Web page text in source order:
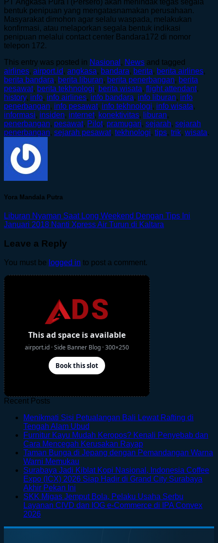
bentuk penipuan yang mengatasnamakan perusahaan.
Masyarakat dimohon agar selalu waspada, melakukan
konfirmasi, atau melaporkan segala bentuk indikasi
penipuan melalui contact center Bandara172 di nomor
telepon 172.
This entry was posted in Nasional , News and tagged
airlines, airport.id , angkasa, bandara, berita, berita airlines,
berita bandara, berita liburan, berita penerbangan, berita
pesawat, berita tekhnologi, berita wisata, flight attendant,
history, info, info airlines, info bandara, info liburan, info
penerbangan, info pesawat, info tekhnologi, info wisata,
informasi, insiden, internet, konektivitas, liburan,
penerbangan, pesawat, Pilot, pramugari, sejarah, sejarah
penerbangan, sejarah pesawat, tekhnologi, tips, trik, wisata.
Yora Mandala Putra
Liburan Nyaman Saat Long Weekend Dengan Tips Ini
Januari 2018 Nanti Xpress Air Turun di Kaltara
Leave a Reply
You must be logged in to post a comment.
Recent Posts
Menikmati Sisi Petualangan Bali Lewat Rafting di
Tengah Alam Ubud
Comments
on
Menikmati
Petualangan
Bali
Rafting
di
Ubud
Furnitur Kayu Mudah Keropos? Kenali Penyebab dan
Cara Mencegah Kerusakan RayapNo
Comments
Furnitur
Kayu
Keropos?
Kenali
Cara
Taman Bunga di Jepang dengan Pemandangan Warna
Warni Memukau
Comments
on
Bunga
di
Pemandangan
Surabaya Jadi Kiblat Kopi Nasional, Indonesia Coffee
Expo (ICX) 2026 Siap Hadir di Grand City Surabaya
Akhir Pekan Ini
Comments
on
Kiblat
SKK Migas Jemput Bola, Pelaku Usaha Serbu
Layanan CIVD dan IOG e-Commerce di IPA Convex
2026No
on